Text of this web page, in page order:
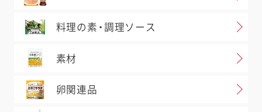
料理の素・調理ソース
素材
卵関連品